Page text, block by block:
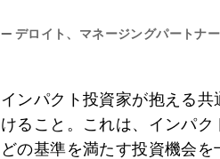
— デロイト、マネージングパートナ
インパクト投資家が抱える
けること。これは、インパ
どの基準を満たす投資機会